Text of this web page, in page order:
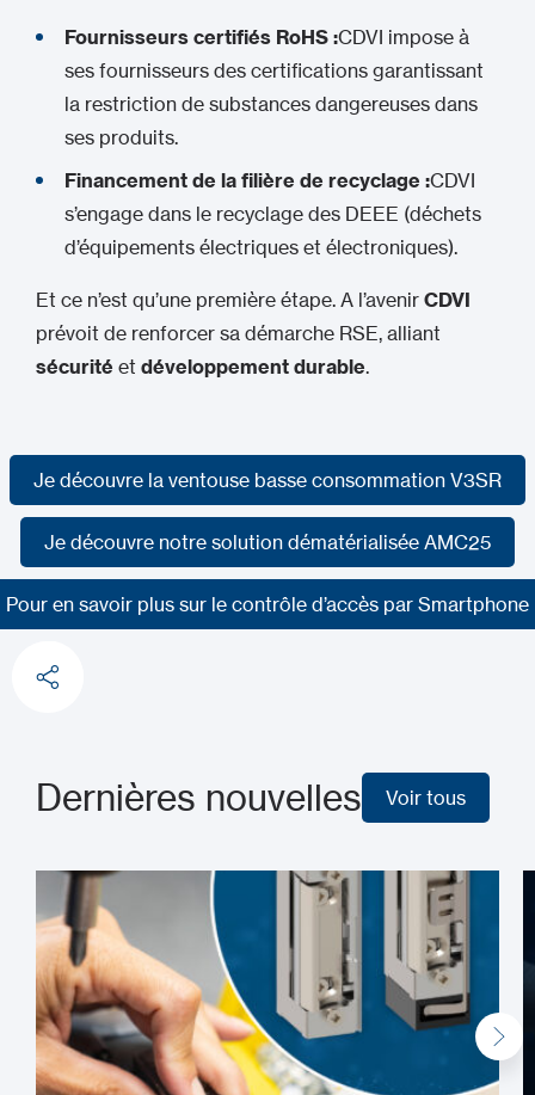
Fournisseurs certifiés RoHS :CDVI impose à
ses fournisseurs des certifications garantissant
la restriction de substances dangereuses dans
ses produits.
Financement de la filière de recyclage :CDVI
s’engage dans le recyclage des DEEE (déchets
d’équipements électriques et électroniques).
Et ce n’est qu’une première étape. A l’avenir CDVI
prévoit de renforcer sa démarche RSE, alliant
sécurité et développement durable.
Je découvre la ventouse basse consommation V3SR
Je découvre la ventouse basse consommation V3SR
Je découvre notre solution dématérialisée AMC25
Je découvre notre solution dématérialisée AMC25
Pour en savoir plus sur le contrôle d’accès par Smartphone
Dernières nouvelles Voir tous